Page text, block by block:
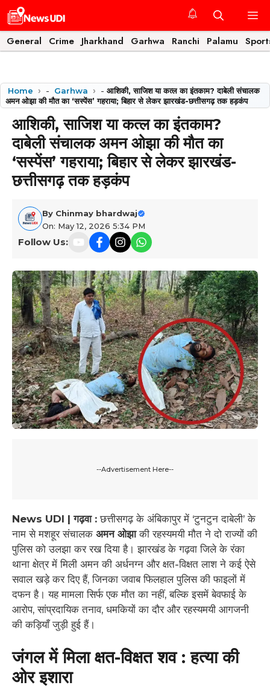
Skip
to
content
General Crime Jharkhand Garhwa Ranchi Palamu
Home - Garhwa - आशिकी, साजिश या कत्ल का इंतकाम? दाबेली संचालक
अमन ओझा की मौत का ‘सस्पेंस’ गहराया; बिहार से लेकर झारखंड-छत्तीसगढ़ तक हड़कंप
आशिकी, साजिश या कत्ल का इंतकाम?
दाबेली संचालक अमन ओझा की मौत का
‘सस्पेंस’ गहराया; बिहार से लेकर झारखंड-
छत्तीसगढ़ तक हड़कंप
By Chinmay bhardwaj
On: May 12, 2026 5:34 PM
Follow Us:
--Advertisement Here--
News UDI | गढ़वा : छत्तीसगढ़ के अंबिकापुर में ‘टुनटुन दाबेली’ के
नाम से मशहूर संचालक अमन ओझाकी रहस्यमयी मौत ने दो राज्यों की
पुलिस को उलझा कर रख दिया है। झारखंड के गढ़वा जिले के रंका
थाना क्षेत्र में मिली अमन की अर्धनग्न और क्षत-विक्षत लाश ने कई ऐसे
सवाल खड़े कर दिए हैं, जिनका जवाब फिलहाल पुलिस की फाइलों में
दफन है। यह मामला सिर्फ एक मौत का नहीं, बल्कि इसमें बेवफाई के
आरोप, सांप्रदायिक तनाव, धमकियों का दौर और रहस्यमयी आगजनी
की कड़ियाँ जुड़ी हुई हैं।
जंगल में मिला क्षत-विक्षत शव : हत्या की
ओर इशारा